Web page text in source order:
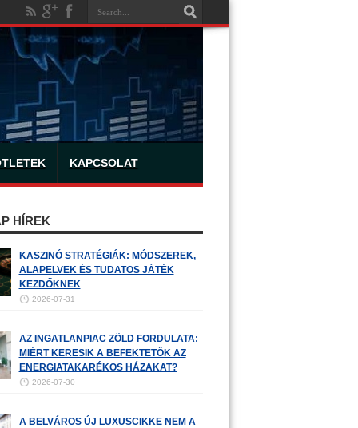
KAPCSOLAT
HÍREK
KASZINÓ STRATÉGIÁK: MÓDSZEREK,
ALAPELVEK ÉS TUDATOS JÁTÉK
KEZDŐKNEK
2026-07-31
AZ INGATLANPIAC ZÖLD FORDULATA:
MIÉRT KERESIK A BEFEKTETŐK AZ
ENERGIATAKARÉKOS HÁZAKAT?
2026-07-30
A BELVÁROS ÚJ LUXUSCIKKE NEM A